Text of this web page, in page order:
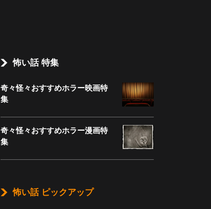
怖い話 特集
奇々怪々おすすめホラー映画特
集
奇々怪々おすすめホラー漫画特
集
怖い話 ピックアップ